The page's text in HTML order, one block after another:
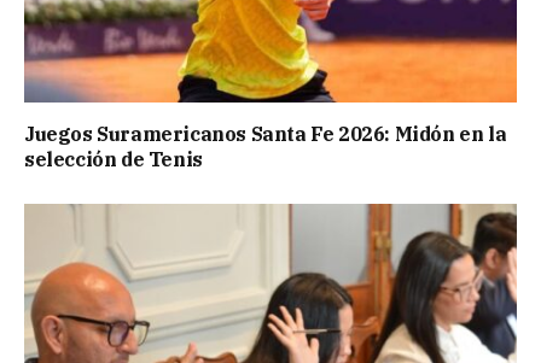
Juegos Suramericanos Santa Fe 2026: Midón en la
selección de Tenis